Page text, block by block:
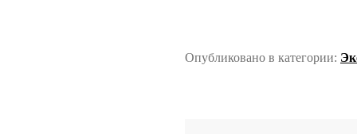
Опубликовано в категории: